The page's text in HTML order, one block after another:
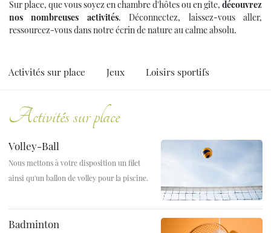
Sur place, que vous soyez en chambre d'hôtes ou en gîte, découvrez
nos nombreuses activités. Déconnectez, laissez-vous aller,
ressourcez-vous dans notre écrin de nature au calme absolu.
Activités sur place Jeux Loisirs sportifs
Activités sur place
Volley-Ball
Nous mettons à votre disposition un filet
ainsi qu'un ballon de volley pour la piscine.
Badminton